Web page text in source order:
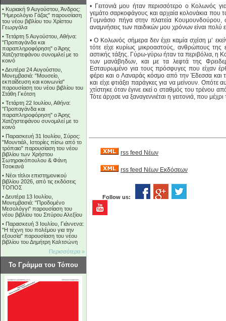
• Κυριακή 9 Αυγούστου, Άνδρος:
"Ημερολόγιο Γάζας" παρουσίαση
του νέου βιβλίου του Χρίστου
Γεωργάλα
• Τετάρτη 5 Αυγούστου, Αθήνα:
"Προπαγάνδα και
παραπληροφόρηση" ο Άρης
Χατζηστεφάνου συνομιλεί με το
κοινό
•Δευτέρα 24 Αυγούστου,
Μονεμβασιά: "Μουσείο,
εκπαίδευση και κοινωνία"
παρουσίαση του νέου βιβλίου του
Στάθη Γκότση
• Τετάρτη 22 Ιουλίου, Αθήνα:
"Προπαγάνδα και
παραπληροφόρηση" ο Άρης
Χατζηστεφάνου συνομιλεί με το
κοινό
• Παρασκευή 31 Ιουλίου, Σύρος:
"Μουντιάλ, Ιστορίες πίσω από το
τρόπαιο" παρουσίαση του νέου
βιβλίου των Χρήστου
Σωτηρακόπουλου & Φάνη
Τσοκανά
• Νέοι τίτλοι επιστημονικού
βιβλίου 2026, από τις εκδόσεις
ΤΟΠΟΣ
•Δευτέρα 13 Ιουλίου,
Μονεμβασιά: "Προδομένο
Μεσολόγγι" παρουσίαση του
νέου βιβλίου του Σπύρου Αλεξίου
• Παρασκευή 3 Ιουλίου, Γιάννενα:
"Η τέχνη του πολέμου για την
εξουσία" παρουσίαση του νέου
βιβλίου του Δημήτρη Καλτσώνη
Περισσότερα »
Το Γράμμα του Τόπου
• Γειτονιά μου ήταν περισσότερο ο Κολωνός
γεμάτο σαρκοφάγους και αρχαία κολονάκια που
Γυμνάσιο πήγα στην πλατεία
αναμνήσεις των παιδικών μου χρόνων είναι πολύ
• Ο Κολωνός σήμερα δεν έχει καμία σχέση μ’
τότε είχε κυρίως μικροαστούς, ανθρώπους της
αστικής τάξης. Γύρω-γύρω ήταν τα περιβόλια, η
των μανάβηδων, και με τα λεφτά της
Εσταυρωμένο για τους πρόσφυγες που είχαν
φέρει και ο Λαναράς κόσμο από την Έδεσσα
και είχε φτιάξει παράγκες για να μείνουν.
χτίστηκε όταν έγινε εκεί ο σταθμός του
Τότε άρχισε να ξαναγεννιέται η γειτονιά, που
rss feed Νέων
rss feed Νέων Εκδόσεων
Follow us: